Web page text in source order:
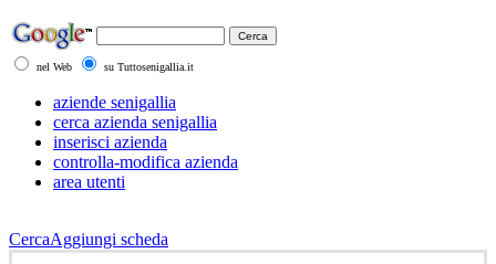
nel Web su Tuttosenigallia.it
aziende senigallia
cerca azienda senigallia
inserisci azienda
controlla-modifica azienda
area utenti
CercaAggiungi scheda